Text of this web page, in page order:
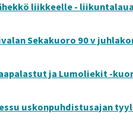
liikkeelle -
Sekakuoro 90 v
ja Lumoliekit -
uskonpuhdistusajan